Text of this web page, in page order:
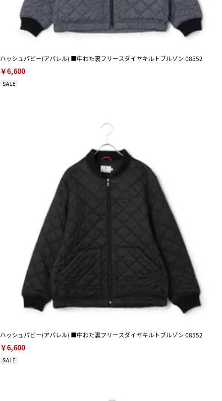
ハッシュパピー(アパレル) ■中わた裏フリースダイヤキルトブルゾン 08552
￥6,600
SALE
ハッシュパピー(アパレル) ■中わた裏フリースダイヤキルトブルゾン 08552
￥6,600
SALE